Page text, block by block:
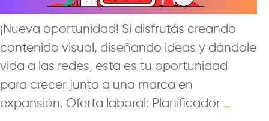
¡Nueva oportunidad! Si disfrutás creando
contenido visual, diseñando ideas y dándole
vida a las redes, esta es tu oportunidad
para crecer junto a una marca en
expansión. Oferta laboral: Planificador …